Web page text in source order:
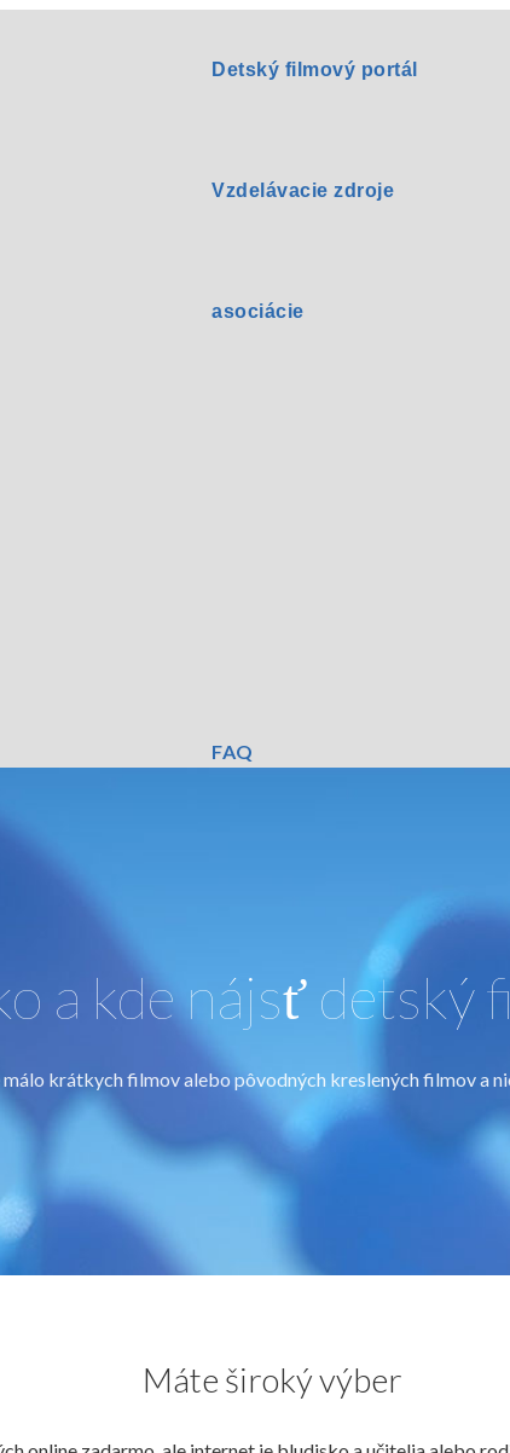
Detský filmový portál
Vzdelávacie zdroje
asociácie
FAQ
a kde nájsť detský
málo krátkych filmov alebo pôvodných kreslených filmov a
Máte široký výber